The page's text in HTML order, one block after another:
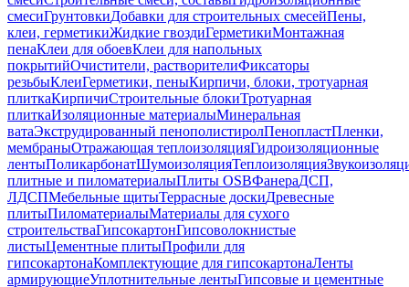
смесиГрунтовкиДобавки для строительных смесейПены,
клеи, герметикиЖидкие гвоздиГерметикиМонтажная
пенаКлеи для обоевКлеи для напольных
покрытийОчистители, растворителиФиксаторы
резьбыКлеиГерметики, пеныКирпичи, блоки, тротуарная
плиткаКирпичиСтроительные блокиТротуарная
плиткаИзоляционные материалыМинеральная
ватаЭкструдированный пенополистиролПенопластПленки,
мембраныОтражающая теплоизоляцияГидроизоляционные
лентыПоликарбонатШумоизоляцияТеплоизоляция
плитные и пиломатериалыПлиты OSBФанераДСП,
ЛДСПМебельные щитыТеррасные доскиДревесные
плитыПиломатериалыМатериалы для сухого
строительстваГипсокартонГипсоволокнистые
листыЦементные плитыПрофили для
гипсокартонаКомплектующие для гипсокартонаЛенты
армирующиеУплотнительные лентыГипсовые и цементные